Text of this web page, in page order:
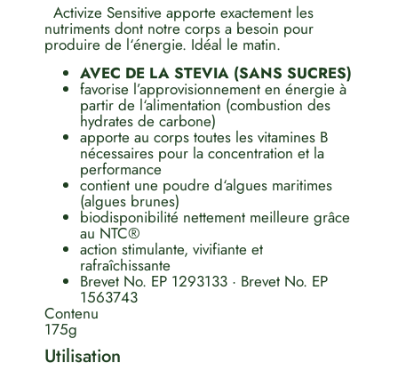
Activize Sensitive apporte exactement les
nutriments dont notre corps a besoin pour
produire de l‘énergie. Idéal le matin.
AVEC DE LA STEVIA (SANS SUCRES)
favorise l’approvisionnement en énergie à
partir de l‘alimentation (combustion des
hydrates de carbone)
apporte au corps toutes les vitamines B
nécessaires pour la concentration et la
performance
contient une poudre d‘algues maritimes
(algues brunes)
biodisponibilité nettement meilleure grâce
au NTC®
action stimulante, vivifiante et
rafraîchissante
Brevet No. EP 1293133 · Brevet No. EP
1563743
Contenu
175g
Utilisation